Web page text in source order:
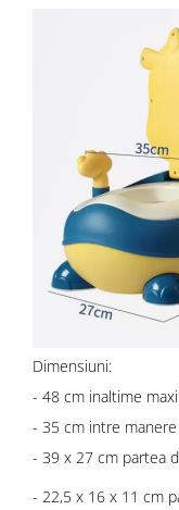
Dimensiuni:
- 48 cm inaltime
- 35 cm intre manere
- 39 x 27 cm partea
- 22,5 x 16 x 11 cm